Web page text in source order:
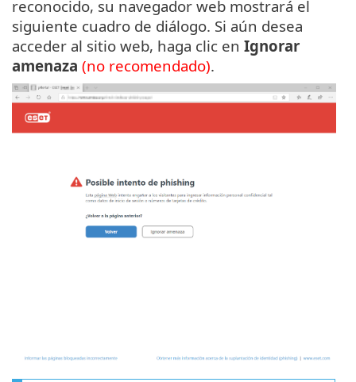
reconocido, su navegador web mostrará el
siguiente cuadro de diálogo. Si aún desea
acceder al sitio web, haga clic en Ignorar
amenaza (no recomendado).